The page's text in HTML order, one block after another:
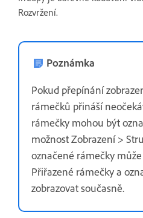
Rozvržení.
Poznámka
Pokud přepínání
rámečků přináší
rámečky mohou být
možnost Zobrazení >
označené rámečky
Přiřazené rámečky a
zobrazovat současně.